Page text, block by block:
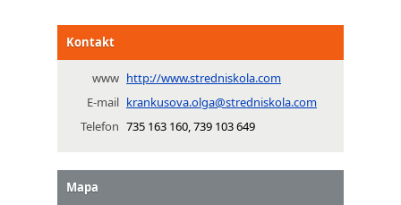
Kontakt
www http://www.stredniskola.com
E-mail krankusova.olga@stredniskola.com
Telefon 735 163 160, 739 103 649
Mapa